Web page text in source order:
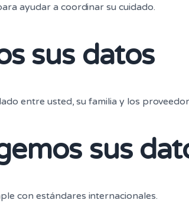
ayudar a coordinar su cuidado.
sus datos
entre usted, su familia y los
sus
con estándares internacionales.